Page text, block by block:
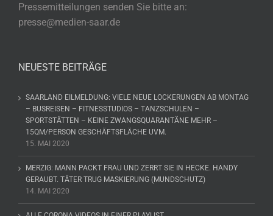
Pressemitteilungen senden Sie bitte an:
presse@medien-saar.de
NEUESTE BEITRÄGE
SAARLAND EILMELDUNG: VIELE NEUE LOCKERUNGEN AB MONTAG
– BUSREISEN – FITNESSTUDIOS – TANZSCHULEN –
SPORTSTÄTTEN – KEINE ZWANGSQUARANTÄNE MEHR –
15QM/PERSON GESCHÄFTSFLÄCHE UVM.
15. MAI 2020
MERZIG: MANN PACKT FRAU UND ZERRT SIE IN HECKE. HANDY
GERAUBT. TÄTER TRUG MASKIERUNG (MUNDSCHUTZ)
14. MAI 2020